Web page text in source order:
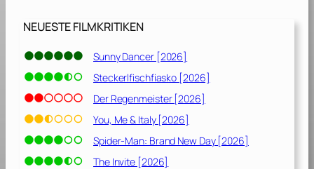
0
]
NEUESTE FILMKRITIKEN
Sunny Dancer [2026]
Steckerlfischfiasko [2026]
Der Regenmeister [2026]
You, Me & Italy [2026]
Spider-Man: Brand New Day [2026]
The Invite [2026]